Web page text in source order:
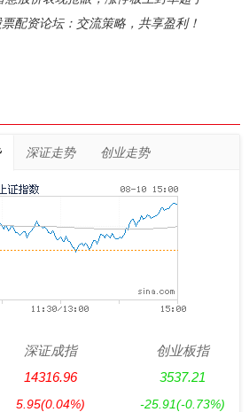
配资论坛：交流策略，共享盈利！
深证走势 创业走势
深证成指
14316.96
5.95(0.04%)
创业板指
3537.21
-25.91(-0.73%)